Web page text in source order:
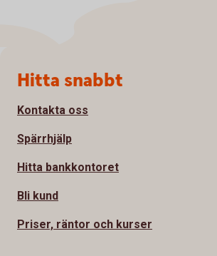
Sidfot
Hitta snabbt
Kontakta oss
Spärrhjälp
Hitta bankkontoret
Bli kund
Priser, räntor och kurser